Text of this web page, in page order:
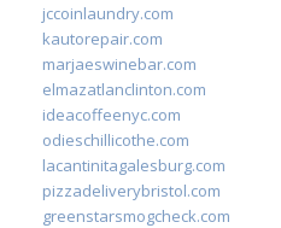
jccoinlaundry.com
kautorepair.com
marjaeswinebar.com
elmazatlanclinton.com
ideacoffeenyc.com
odieschillicothe.com
lacantinitagalesburg.com
pizzadeliverybristol.com
greenstarsmogcheck.com